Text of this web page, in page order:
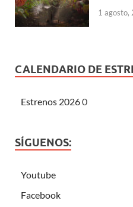
1 agosto,
CALENDARIO DE
Estrenos 20260
SÍGUENOS:
Youtube
Facebook